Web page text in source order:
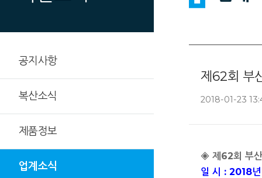
공지사항
복산소식
제품정보
업계소식
제62회 부
2018-01-23
◈ 제62회 부산
일 시 : 2018